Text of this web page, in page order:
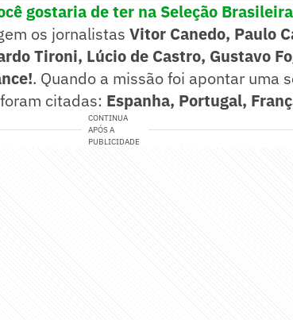
gostaria de ter na Seleção
os jornalistas Vitor Canedo, Paulo
Tironi, Lúcio de Castro, Gustavo
. Quando a missão foi apontar uma
citadas: Espanha, Portugal,
CONTINUA
APÓS A
PUBLICIDADE